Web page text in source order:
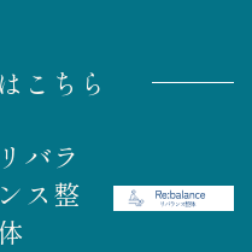
こちら
リバラ
ンス整